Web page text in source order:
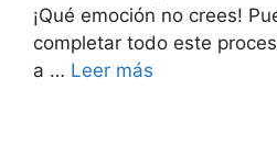
¡Qué emoción no crees!
completar todo este
a … Leer más